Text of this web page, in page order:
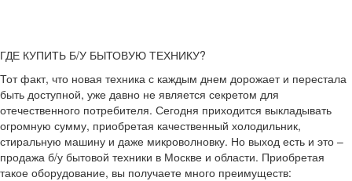
ГДЕ КУПИТЬ Б/У БЫТОВУЮ ТЕХНИКУ?
Тот факт, что новая техника с каждым днем дорожает и перестала
быть доступной, уже давно не является секретом для
отечественного потребителя. Сегодня приходится выкладывать
огромную сумму, приобретая качественный холодильник,
стиральную машину и даже микроволновку. Но выход есть и это –
продажа б/у бытовой техники в Москве и области. Приобретая
такое оборудование, вы получаете много преимуществ: